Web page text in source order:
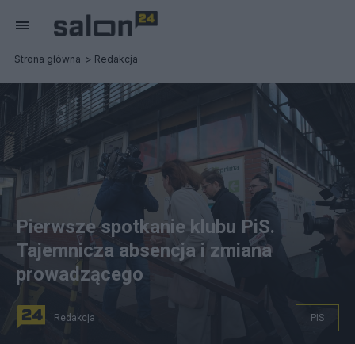
Strona główna Redakcja
Pierwsze spotkanie klubu PiS.
Tajemnicza absencja i zmiana
prowadzącego
Redakcja PIS